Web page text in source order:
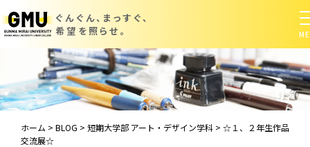
ぐんぐん、まっすぐ、
希望を照らせ。
ホーム > BLOG > 短期大学部 アート・デザイン学科 > ☆１、２年生作品
交流展☆